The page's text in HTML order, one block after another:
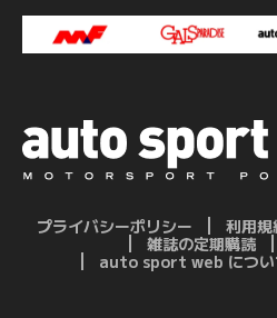
プライバシーポリシー 利用規
雑誌の定期購読
auto sport web につい